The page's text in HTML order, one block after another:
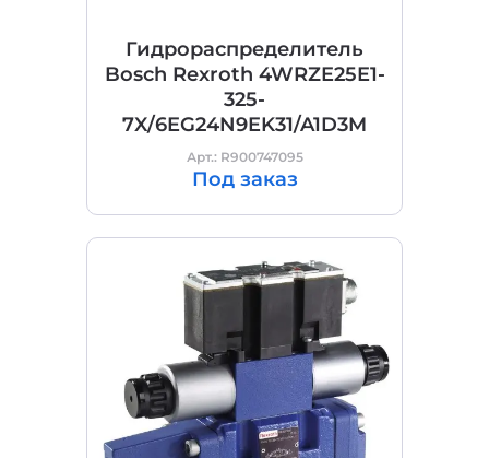
Гидрораспределитель
Bosch Rexroth 4WRZE25E1-
325-
7X/6EG24N9EK31/A1D3M
Арт.: R900747095
Под заказ